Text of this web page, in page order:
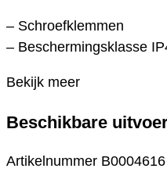
– Schroefklemmen
– Beschermingsklasse
Bekijk meer
Beschikbare
Artikelnummer B0004616